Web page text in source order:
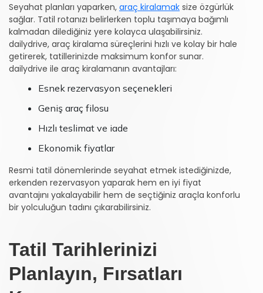
Seyahat planları yaparken, araç kiralamak size özgürlük
sağlar. Tatil rotanızı belirlerken toplu taşımaya bağımlı
kalmadan dilediğiniz yere kolayca ulaşabilirsiniz.
dailydrive, araç kiralama süreçlerini hızlı ve kolay bir hale
getirerek, tatillerinizde maksimum konfor sunar.
dailydrive ile araç kiralamanın avantajları:
Esnek rezervasyon seçenekleri
Geniş araç filosu
Hızlı teslimat ve iade
Ekonomik fiyatlar
Resmi tatil dönemlerinde seyahat etmek istediğinizde,
erkenden rezervasyon yaparak hem en iyi fiyat
avantajını yakalayabilir hem de seçtiğiniz araçla konforlu
bir yolculuğun tadını çıkarabilirsiniz.
Tatil Tarihlerinizi
Planlayın, Fırsatları